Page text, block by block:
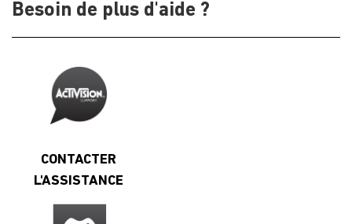
Besoin de plus d'aide ?
CONTACTER
L'ASSISTANCE